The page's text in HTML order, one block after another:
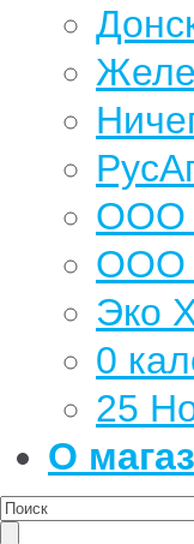
ООО
ООО
Эко
0
25
О